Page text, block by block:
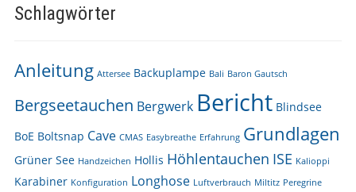
Schlagwörter
Anleitung Attersee Backuplampe Bali Baron Gautsch
Bergseetauchen Bergwerk Bericht Blindsee
BoE Boltsnap Cave CMAS Easybreathe Erfahrung Grundlagen
Grüner See Handzeichen Hollis Höhlentauchen ISE Kalioppi
Karabiner Konfiguration Longhose Luftverbrauch Miltitz Peregrine